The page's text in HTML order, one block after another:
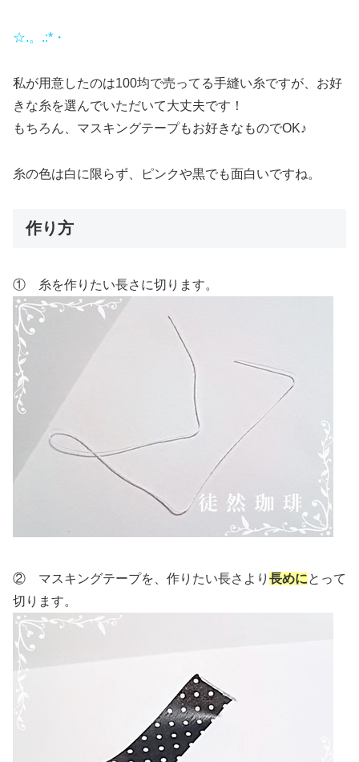
☆.。.:*・
私が用意したのは100均で売ってる手縫い糸ですが、お好
きな糸を選んでいただいて大丈夫です！
もちろん、マスキングテープもお好きなものでOK♪
糸の色は白に限らず、ピンクや黒でも面白いですね。
作り方
① 糸を作りたい長さに切ります。
② マスキングテープを、作りたい長さより 長めにとって
切ります。